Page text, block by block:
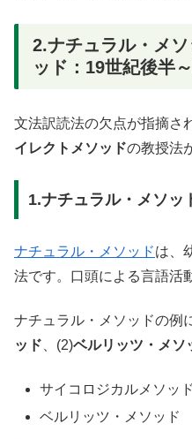
2.ナチュラル・メ
ッド：19世紀後半
文法訳読法の欠点が指摘さ
イレクトメソッドの教授法
1.ナチュラル・メソッ
ナチュラル・メソッドは、
法です。口頭による言語活
ナチュラル・メソッドの例
ッド 、(2)ベルリッツ・メソ
サイコロジカルメソッド
ベルリッツ・メソッド